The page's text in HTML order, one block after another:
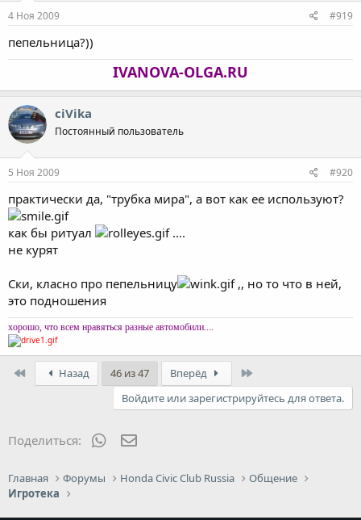
4 Ноя 2009 #919
пепельница?))
IVANOVA-OLGA.RU
ciVika
Постоянный пользователь
5 Ноя 2009 #920
практически да, "трубка мира", а вот как ее используют?
как бы ритуал
....
не курят
Ски, класно про пепельницу
,, но то что в ней,
это подношения
хорошо, что всем нравяться разные автомобили....
Назад 46 из 47 Вперёд
Войдите или зарегистрируйтесь для ответа.
Поделиться: WhatsApp
Главная Форумы Honda Civic Club Russia
Общение
Игротека